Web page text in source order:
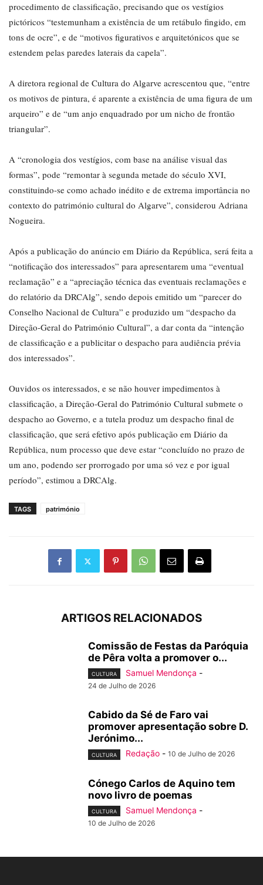
procedimento de classificação, precisando que os vestígios
pictóricos “testemunham a existência de um retábulo fingido, em
tons de ocre”, e de “motivos figurativos e arquitetónicos que se
estendem pelas paredes laterais da capela”.
A diretora regional de Cultura do Algarve acrescentou que, “entre
os motivos de pintura, é aparente a existência de uma figura de um
arqueiro” e de “um anjo enquadrado por um nicho de frontão
triangular”.
A “cronologia dos vestígios, com base na análise visual das
formas”, pode “remontar à segunda metade do século XVI,
constituindo-se como achado inédito e de extrema importância no
contexto do património cultural do Algarve”, considerou Adriana
Nogueira.
Após a publicação do anúncio em Diário da República, será feita a
“notificação dos interessados” para apresentarem uma “eventual
reclamação” e a “apreciação técnica das eventuais reclamações e
do relatório da DRCAlg”, sendo depois emitido um “parecer do
Conselho Nacional de Cultura” e produzido um “despacho da
Direção-Geral do Património Cultural”, a dar conta da “intenção
de classificação e a publicitar o despacho para audiência prévia
dos interessados”.
Ouvidos os interessados, e se não houver impedimentos à
classificação, a Direção-Geral do Património Cultural submete o
despacho ao Governo, e a tutela produz um despacho final de
classificação, que será efetivo após publicação em Diário da
República, num processo que deve estar “concluído no prazo de
um ano, podendo ser prorrogado por uma só vez e por igual
período”, estimou a DRCAlg.
TAGS património
ARTIGOS RELACIONADOS
Comissão de Festas da Paróquia
de Pêra volta a promover o...
CULTURA Samuel Mendonça -
24 de Julho de 2026
Cabido da Sé de Faro vai
promover apresentação sobre D.
Jerónimo...
CULTURA Redação - 10 de Julho de 2026
Cónego Carlos de Aquino tem
novo livro de poemas
CULTURA Samuel Mendonça -
10 de Julho de 2026